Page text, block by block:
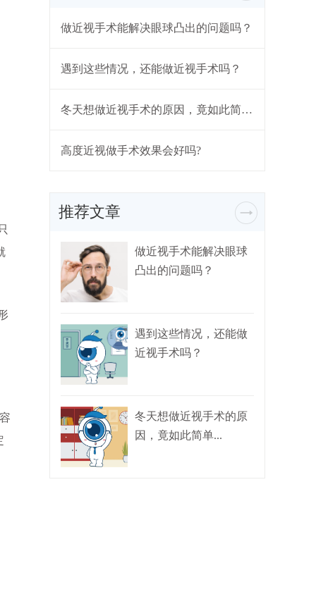
做近视手术能解决眼球凸出的问题吗？
遇到这些情况，还能做近视手术吗？
冬天想做近视手术的原因，竟如此简单...
高度近视做手术效果会好吗?
推荐文章
做近视手术能解决眼球
凸出的问题吗？
遇到这些情况，还能做
近视手术吗？
冬天想做近视手术的原
因，竟如此简单...